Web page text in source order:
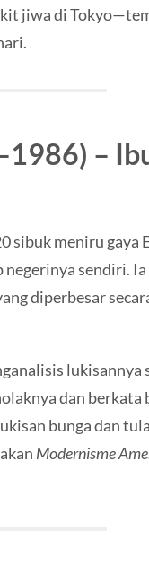
jiwa di
–
sibuk meniru gaya
sendiri.
diperbesar
lukisannya
dan berkata
bunga dan
Modernisme